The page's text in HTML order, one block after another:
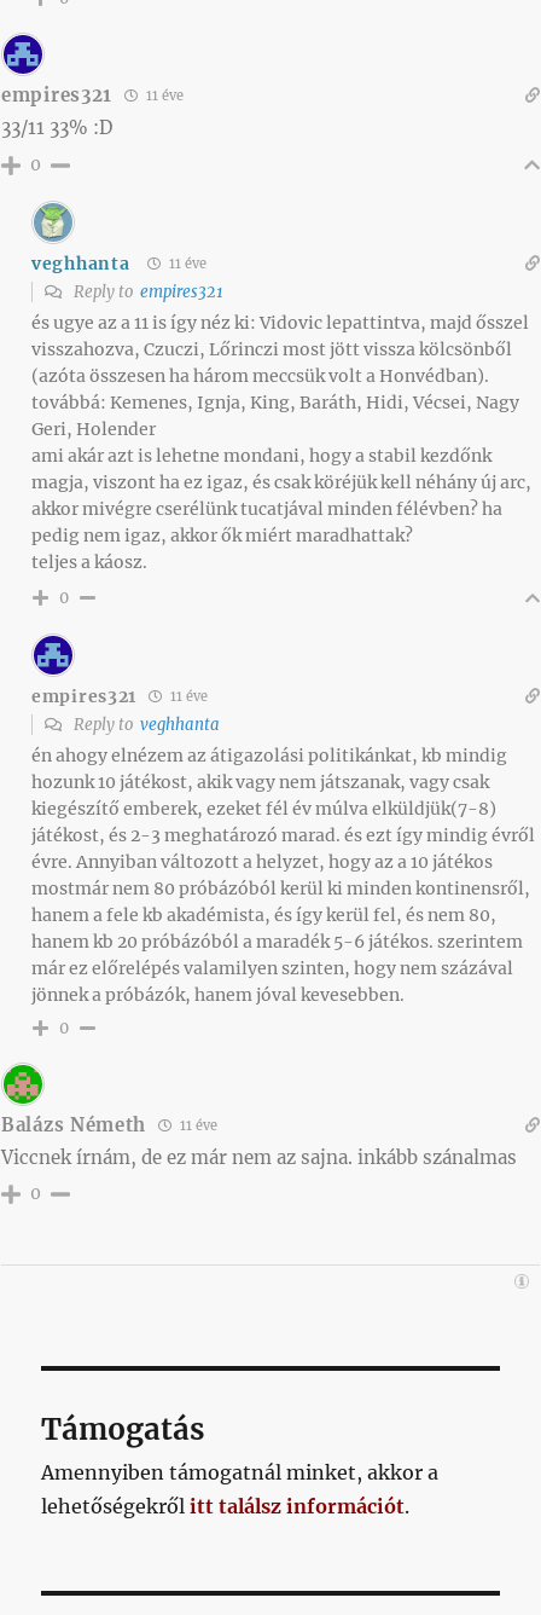
empires321 11 éve
33/11 33% :D
0
veghhanta 11 éve
Reply to empires321
és ugye az a 11 is így néz ki: Vidovic lepattintva, majd ősszel
visszahozva, Czuczi, Lőrinczi most jött vissza kölcsönből
(azóta összesen ha három meccsük volt a Honvédban).
továbbá: Kemenes, Ignja, King, Baráth, Hidi, Vécsei, Nagy
Geri, Holender
ami akár azt is lehetne mondani, hogy a stabil kezdőnk
magja, viszont ha ez igaz, és csak köréjük kell néhány új arc,
akkor mivégre cserélünk tucatjával minden félévben? ha
pedig nem igaz, akkor ők miért maradhattak?
teljes a káosz.
0
empires321 11 éve
Reply to veghhanta
én ahogy elnézem az átigazolási politikánkat, kb mindig
hozunk 10 játékost, akik vagy nem játszanak, vagy csak
kiegészítő emberek, ezeket fél év múlva elküldjük(7-8)
játékost, és 2-3 meghatározó marad. és ezt így mindig évről
évre. Annyiban változott a helyzet, hogy az a 10 játékos
mostmár nem 80 próbázóból kerül ki minden kontinensről,
hanem a fele kb akadémista, és így kerül fel, és nem 80,
hanem kb 20 próbázóból a maradék 5-6 játékos. szerintem
már ez előrelépés valamilyen szinten, hogy nem százával
jönnek a próbázók, hanem jóval kevesebben.
0
Balázs Németh 11 éve
Viccnek írnám, de ez már nem az sajna. inkább szánalmas
0
Támogatás
Amennyiben támogatnál minket, akkor a
lehetőségekrőlitt találsz információt.